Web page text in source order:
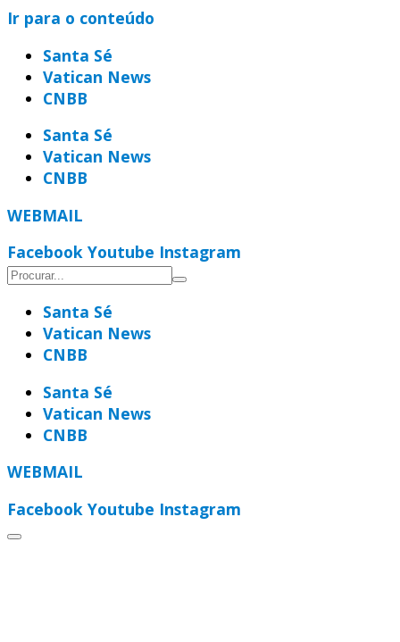
Ir para o conteúdo
Santa Sé
Vatican News
CNBB
Santa Sé
Vatican News
CNBB
WEBMAIL
Facebook Youtube Instagram
Santa Sé
Vatican News
CNBB
Santa Sé
Vatican News
CNBB
WEBMAIL
Facebook Youtube Instagram